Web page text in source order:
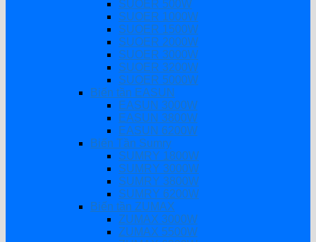
SUOER 500W
SUOER 1000W
SUOER 1500W
SUOER 2000W
SUOER 3000W
SUOER 3200W
SUOER 5000W
Biến tần EASUN
EASUN 3000W
EASUN 3800W
EASUN 6200W
Biến Tần Sumry
SUMRY 1800W
SUMRY 3000W
SUMRY 3800W
SUMRY 6200W
Biến tần ZUMAX
ZUMAX 3000W
ZUMAX 5500W